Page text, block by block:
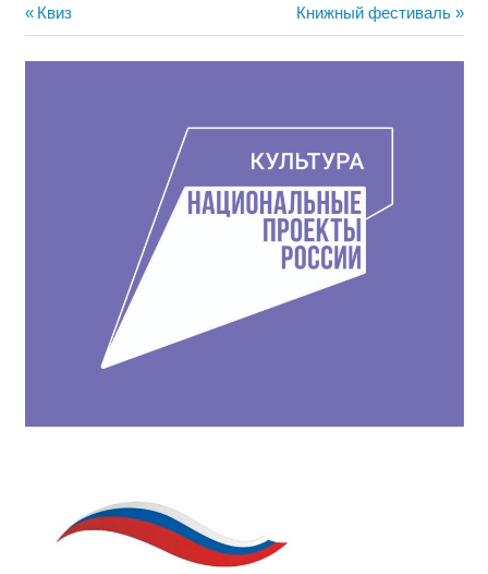
Навигация
по
Предыдущая
запись:
Квиз
Следующая
запись:
Книжный фестиваль